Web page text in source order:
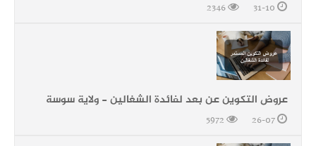
عروض التكوين عن بعد لفائدة الشغالين - ولاية سوسة